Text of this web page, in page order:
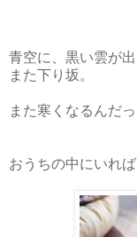
青空に、黒い雲が
また下り坂。
また寒くなるんだっ
おうちの中にいれ